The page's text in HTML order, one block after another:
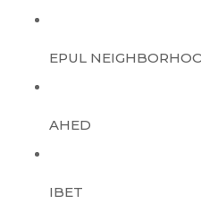
EPUL
AHED
IBET